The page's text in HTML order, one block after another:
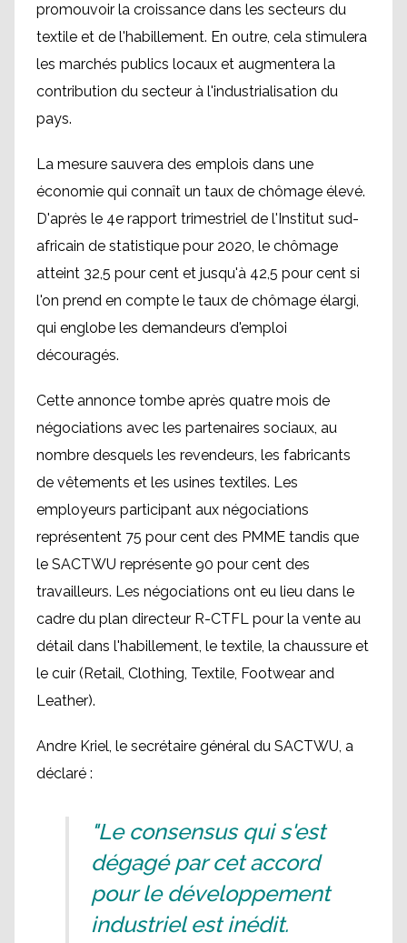
promouvoir la croissance dans les secteurs du
textile et de l'habillement. En outre, cela stimulera
les marchés publics locaux et augmentera la
contribution du secteur à l'industrialisation du
pays.
La mesure sauvera des emplois dans une
économie qui connaît un taux de chômage élevé.
D'après le 4e rapport trimestriel de l'Institut sud-
africain de statistique pour 2020, le chômage
atteint 32,5 pour cent et jusqu'à 42,5 pour cent si
l'on prend en compte le taux de chômage élargi,
qui englobe les demandeurs d'emploi
découragés.
Cette annonce tombe après quatre mois de
négociations avec les partenaires sociaux, au
nombre desquels les revendeurs, les fabricants
de vêtements et les usines textiles. Les
employeurs participant aux négociations
représentent 75 pour cent des PMME tandis que
le SACTWU représente 90 pour cent des
travailleurs. Les négociations ont eu lieu dans le
cadre du plan directeur R-CTFL pour la vente au
détail dans l'habillement, le textile, la chaussure et
le cuir (Retail, Clothing, Textile, Footwear and
Leather).
Andre Kriel, le secrétaire général du SACTWU, a
déclaré :
"Le consensus qui s'est
dégagé par cet accord
pour le développement
industriel est inédit.